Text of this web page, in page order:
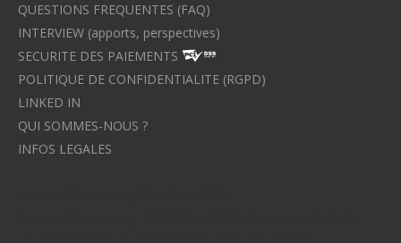
QUESTIONS FREQUENTES (FAQ)
INTERVIEW (apports, perspectives)
SECURITE DES PAIEMENTS
POLITIQUE DE CONFIDENTIALITE (RGPD)
LINKED IN
QUI SOMMES-NOUS ?
INFOS LEGALES